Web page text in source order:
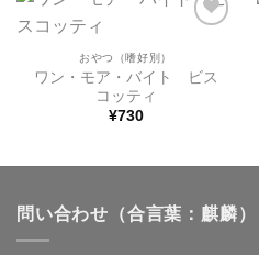
リス
トに
おやつ（嗜好別）
ワン・モア・バイト ビス
コッティ
¥730
問い合わせ（合言葉：麒麟）